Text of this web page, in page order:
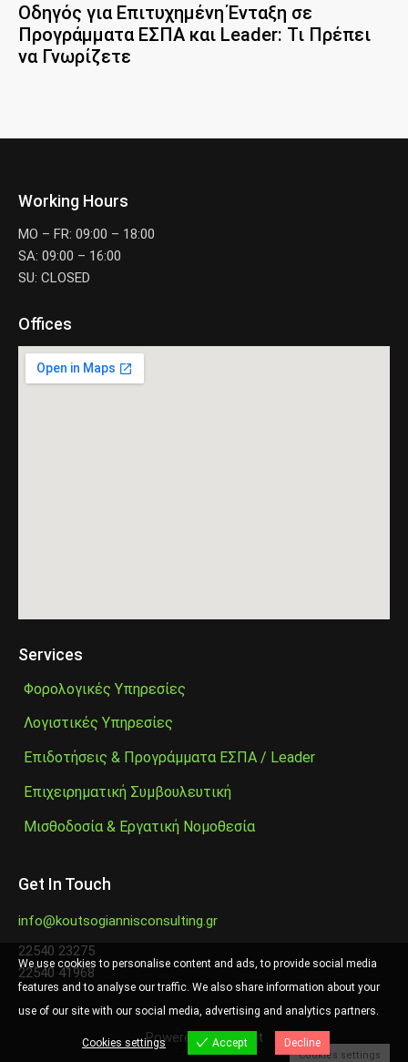
Οδηγός για Επιτυχημένη Ένταξη σε
Προγράμματα ΕΣΠΑ και Leader: Τι Πρέπει
να Γνωρίζετε
Working Hours
MO – FR: 09:00 – 18:00
SA: 09:00 – 16:00
SU: CLOSED
Offices
Services
Φορολογικές Υπηρεσίες
Λογιστικές Υπηρεσίες
Επιδοτήσεις & Προγράμματα ΕΣΠΑ / Leader
Επιχειρηματική Συμβουλευτική
Μισθοδοσία & Εργατική Νομοθεσία
Get In Touch
info@koutsogiannisconsulting.gr
22540 23275
22540 41968
Powered byDigilust
We use cookies to personalise content and ads, to provide social media
features and to analyse our traffic. We also share information about your
use of our site with our social media, advertising and analytics partners.
Cookies settings Accept Decline
Cookies settings